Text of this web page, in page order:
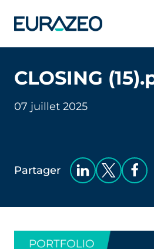
CLOSING
07 juillet 2025
Partager